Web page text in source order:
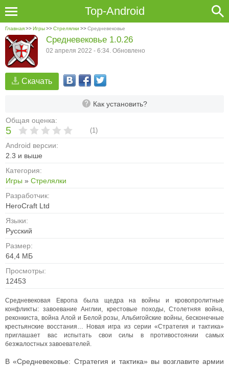
Top-Android
Главная>>Игры>>Стрелялки >>Средневековье
Скачать
Как установить?
Общая оценка:
5 (1)
Android версии:
2.3 и выше
Категория:
Игры » Стрелялки
Разработчик:
HeroCraft Ltd
Языки:
Русский
Размер:
64,4 МБ
Просмотры:
12453
Средневековье 1.0.26
02 апреля 2022 - 6:34. Обновлено
Средневековая Европа была щедра на войны и кровопролитные
конфликты: завоевание Англии, крестовые походы, Столетняя война,
реконкиста, война Алой и Белой розы, Альбигойские войны, бесконечные
крестьянские восстания… Новая игра из серии «Стратегия и тактика»
приглашает вас испытать свои силы в противостоянии самых
безжалостных завоевателей.
В «Средневековье: Стратегия и тактика» вы возглавите армии